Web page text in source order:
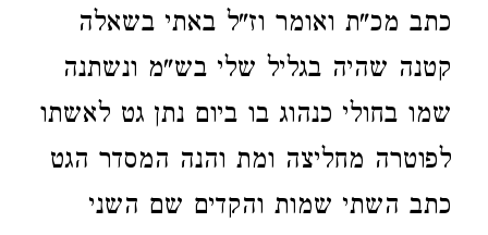
כתב מכ"ת ואומר וז"ל באתי בשאלה
קטנה שהיה בגליל שלי בש"מ ונשתנה
שמו בחולי כנהוג בו ביום נתן גט לאשתו
לפוטרה מחליצה ומת והנה המסדר הגט
כתב השתי שמות והקדים שם השני